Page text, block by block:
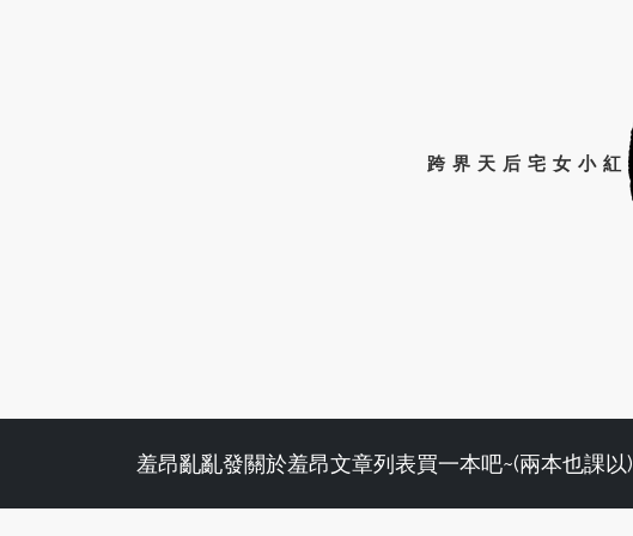
跨界天后宅女小紅
羞昂亂亂發關於羞昂文章列表買一本吧~(兩本也課以)